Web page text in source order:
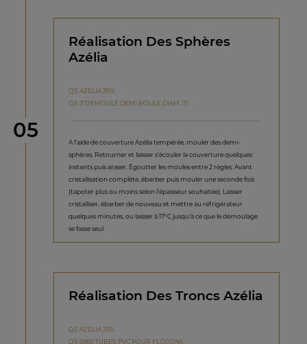
étape
05
Réalisation Des Sphères
Azélia
QS AZELIA 35%
QS 3729 MOULE DEMI BOULE DIAM. 71
A l’aide de couverture Azélia tempérée, mouler des demi-
sphères. Retourner et laisser s’écouler la couverture quelques
instants puis araser. Égoutter les moules entre 2 règles. Avant
cristallisation complète, ébarber puis mouler une seconde fois
(tapoter plus ou moins selon l’épaisseur souhaitée). Laisser
cristalliser, ébarber de nouveau et mettre au réfrigérateur
quelques minutes, ou laisser à 17°C jusqu’à ce que le démoulage
se fasse seul.
Réalisation Des Troncs Azélia
QS AZELIA 35%
QS 6960 TUBES PVC POUR FLOCONS